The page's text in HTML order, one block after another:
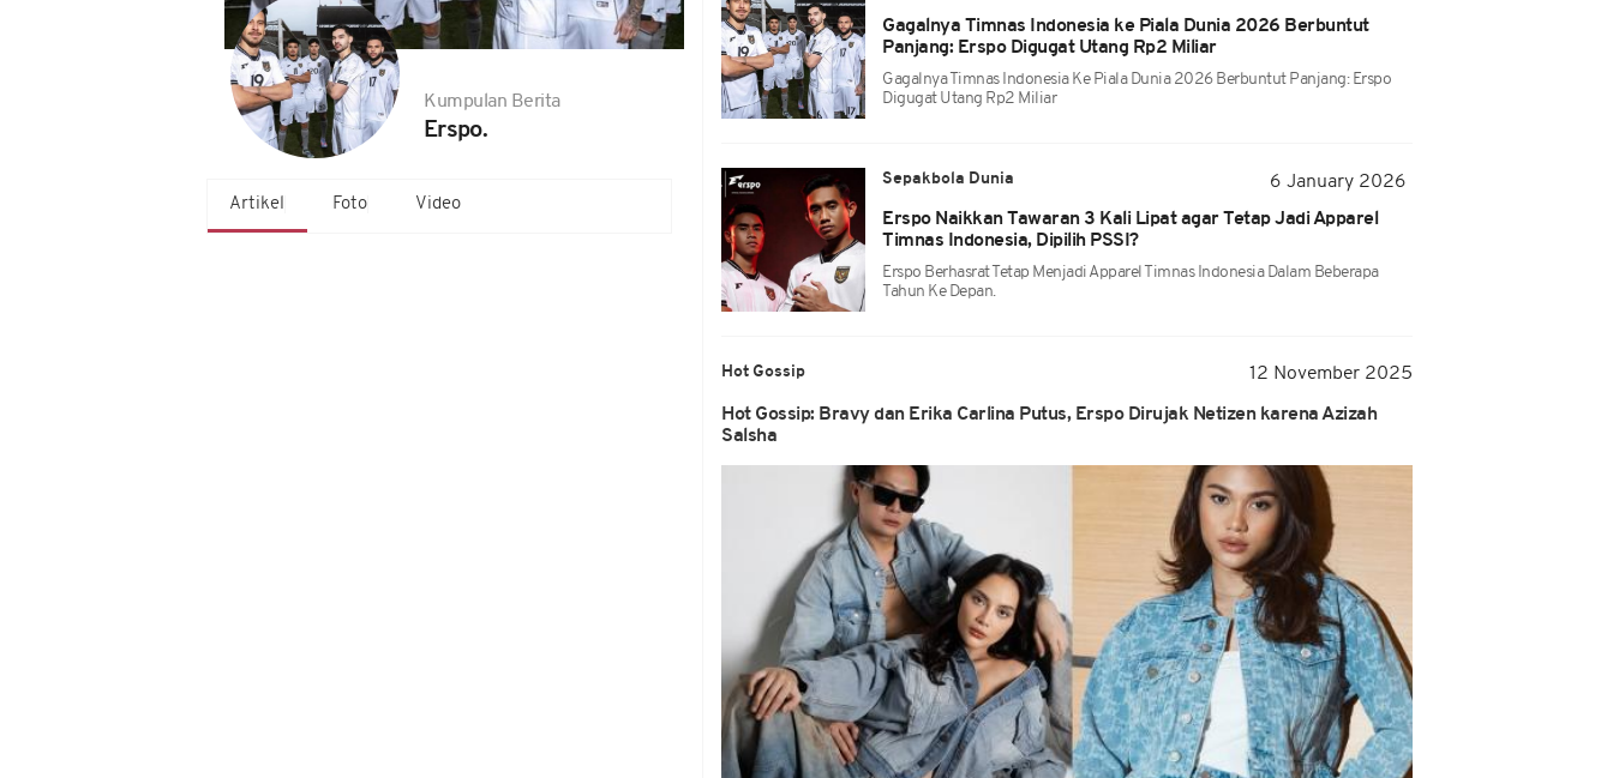
Kumpulan Berita
Erspo.
Artikel Foto Video
Gagalnya Timnas Indonesia ke Piala Dunia 2026 Berbuntut
Panjang: Erspo Digugat Utang Rp2 Miliar
Gagalnya Timnas Indonesia Ke Piala Dunia 2026 Berbuntut Panjang: Erspo
Digugat Utang Rp2 Miliar
Sepakbola Dunia
6 January 2026
Erspo Naikkan Tawaran 3 Kali Lipat agar Tetap Jadi Apparel
Timnas Indonesia, Dipilih PSSI?
Erspo Berhasrat Tetap Menjadi Apparel Timnas Indonesia Dalam Beberapa
Tahun Ke Depan.
Hot Gossip 12 November 2025
Hot Gossip: Bravy dan Erika Carlina Putus, Erspo Dirujak Netizen karena Azizah
Salsha